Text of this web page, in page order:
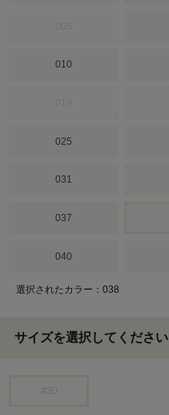
010
025
031
037
040
選択されたカラー：038
サイズを選択してください